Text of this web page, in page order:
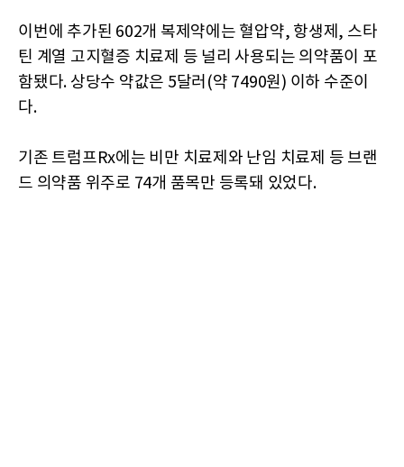
이번에 추가된 602개 복제약에는 혈압약, 항생제, 스타
틴 계열 고지혈증 치료제 등 널리 사용되는 의약품이 포
함됐다. 상당수 약값은 5달러(약 7490원) 이하 수준이
다.
기존 트럼프Rx에는 비만 치료제와 난임 치료제 등 브랜
드 의약품 위주로 74개 품목만 등록돼 있었다.